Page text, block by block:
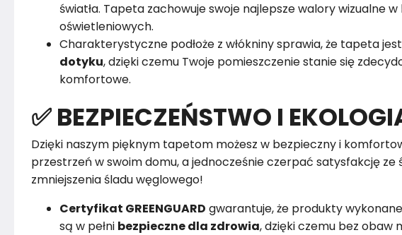
światła. Tapeta zachowuje swoje najlepsze walory wizualne
oświetleniowych.
Charakterystyczne podłoże z włókniny sprawia, że tapeta
dotyku, dzięki czemu Twoje pomieszczenie stanie się
komfortowe.
✅ BEZPIECZEŃSTWO I
Dzięki naszym pięknym tapetom możesz w bezpieczny i
przestrzeń w swoim domu, a jednocześnie czerpać satysfakcję ze
zmniejszenia śladu węglowego!
Certyfikat GREENGUARD gwarantuje, że produkty
są w pełni bezpieczne dla zdrowia, dzięki czemu bez obaw